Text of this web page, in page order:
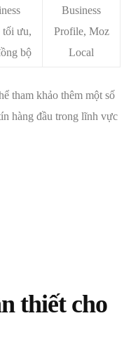
tối ưu,
bộ
Business
Profile, Moz
Local
tham khảo thêm một số
hàng đầu trong lĩnh vực
thiết cho